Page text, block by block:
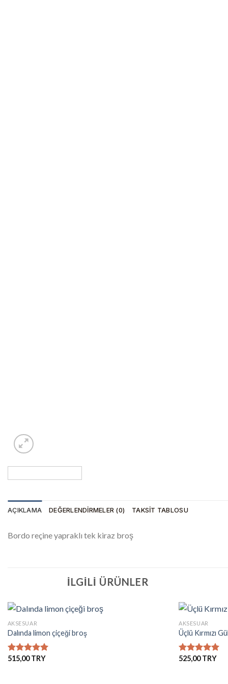
AÇIKLAMA DEĞERLENDIRMELER (0) TAKSIT TABLOSU
Bordo reçine yapraklı tek kiraz broş
İLGILI ÜRÜNLER
+
AKSESUAR
Dalında limon çiçeği broş
5 üzerinden
515,00
+
AKSESUAR
Üçlü Kırmızı
5 üzerinden
525,00